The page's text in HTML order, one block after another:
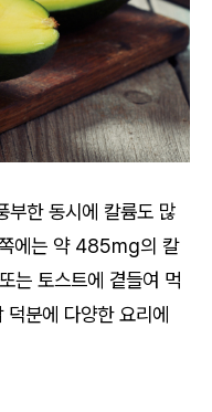
부한 동시에 칼륨도 많
에는 약 485mg의 칼
는 토스트에 곁들여 먹
분에 다양한 요리에